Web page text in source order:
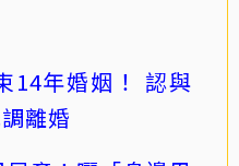
14年婚姻！ 認與
離婚